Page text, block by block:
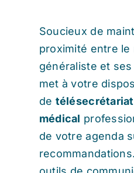
Soucieux de
proximité entre le
généraliste et
met à votre
de télésecrétariat
médical
de votre agenda